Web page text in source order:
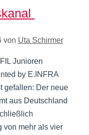
von Uta Schirmer
Junioren
by E.INFRA
gefallen: Der neue
aus Deutschland
von mehr als vier